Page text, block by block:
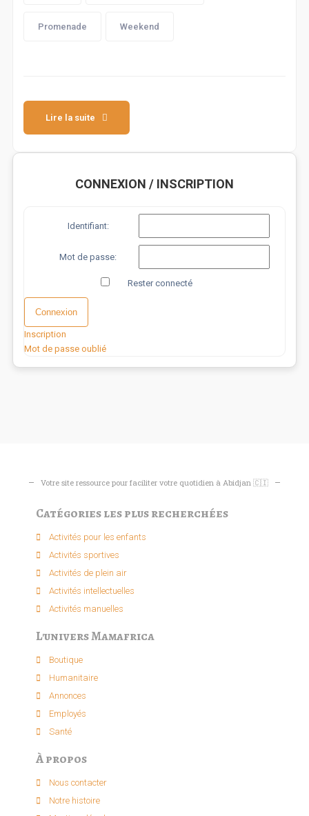
Promenade Weekend
Lire la suite
CONNEXION / INSCRIPTION
Identifiant:
Mot de passe:
Rester connecté
Connexion
Inscription
Mot de passe oublié
Votre site ressource pour faciliter votre quotidien à Abidjan 🇨🇮
Catégories les plus recherchées
Activités pour les enfants​
Activités sportives​
Activités de plein air​
Activités intellectuelle​s
Activités manuelles​
L'univers Mamafrica
Boutique
Humanitaire
Annonces
Employés
Santé
À propos
Nous contacter
Notre histoire